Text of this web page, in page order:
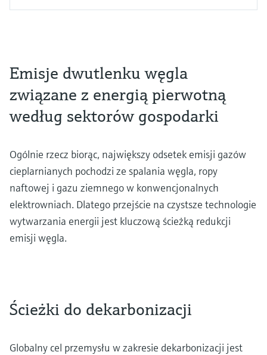
Emisje dwutlenku węgla
związane z energią pierwotną
według sektorów gospodarki
Ogólnie rzecz biorąc, największy odsetek emisji gazów
cieplarnianych pochodzi ze spalania węgla, ropy
naftowej i gazu ziemnego w konwencjonalnych
elektrowniach. Dlatego przejście na czystsze technologie
wytwarzania energii jest kluczową ścieżką redukcji
emisji węgla.
Ścieżki do dekarbonizacji
Globalny cel przemysłu w zakresie dekarbonizacji jest